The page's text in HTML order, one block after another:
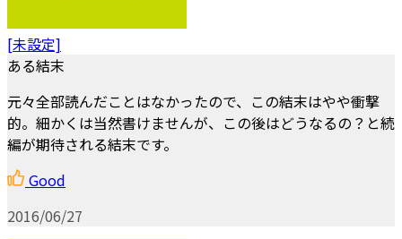
[未設定]
ある結末
元々全部読んだことはなかったので、この結末はやや衝撃
的。細かくは当然書けませんが、この後はどうなるの？と続
編が期待される結末です。
Good
2016/06/27